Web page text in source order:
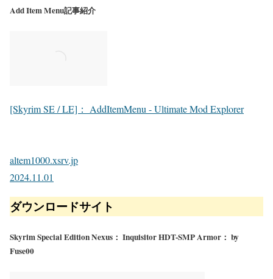
Add Item Menu記事紹介
[Skyrim SE / LE]： AddItemMenu - Ultimate Mod Explorer
altem1000.xsrv.jp
2024.11.01
ダウンロードサイト
Skyrim Special Edition Nexus： Inquisitor HDT-SMP Armor： by
Fuse00